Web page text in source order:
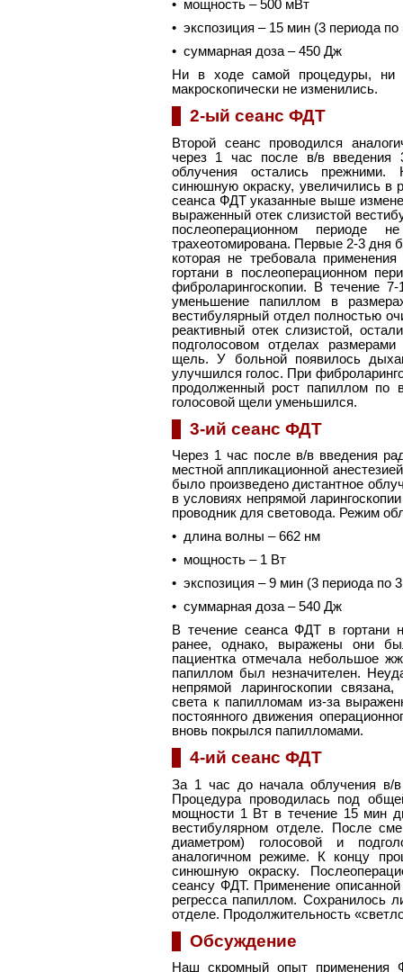
• мощность – 500 мВт
• экспозиция – 15 мин (3 периода
• суммарная доза – 450 Дж
Ни в ходе самой процедуры, ни
макроскопически не изменились.
2-ый сеанс ФДТ
Второй сеанс проводился
через 1 час после в/в введения
облучения остались
синюшную окраску, увеличились в
сеанса ФДТ указанные выше
выраженный отек слизистой
послеоперационном
трахеотомирована. Первые 2-3 дня
которая не требовала
гортани в послеоперационном
фиброларингоскопии. В течение
уменьшение папиллом в
вестибулярный отдел полностью
реактивный отек слизистой,
подголосовом отделах
щель. У больной появилось
улучшился голос. При
продолженный рост папиллом по
голосовой щели уменьшился.
3-ий сеанс ФДТ
Через 1 час после в/в введения
местной аппликационной
было произведено дистантное
в условиях непрямой
проводник для световода. Режим
• длина волны – 662 нм
• мощность – 1 Вт
• экспозиция – 9 мин (3 периода по
• суммарная доза – 540 Дж
В течение сеанса ФДТ в гортани
ранее, однако, выражены они
пациентка отмечала небольшое
папиллом был незначителен.
непрямой ларингоскопии
света к папилломам из-за
постоянного движения
вновь покрылся папилломами.
4-ий сеанс ФДТ
За 1 час до начала облучения в/
Процедура проводилась под
мощности 1 Вт в течение 15 мин
вестибулярном отделе. После
диаметром) голосовой и
аналогичном режиме. К концу
синюшную окраску.
сеансу ФДТ. Применение
регресса папиллом. Сохранилось
отделе. Продолжительность
Обсуждение
Наш скромный опыт применения